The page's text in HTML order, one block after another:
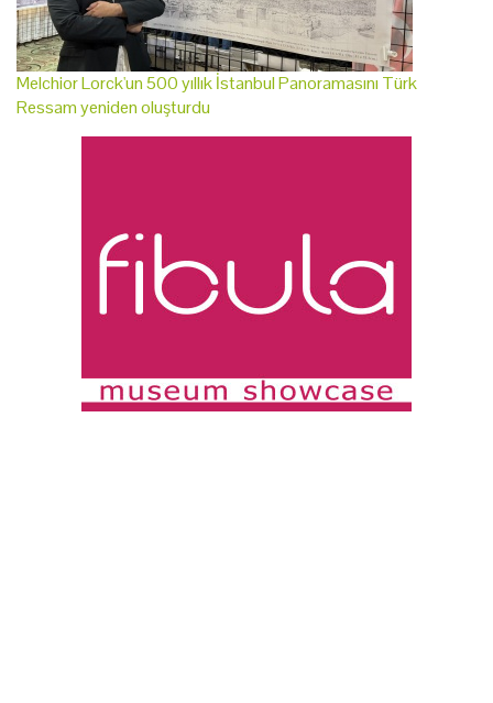
Melchior Lorck'un 500 yıllık İstanbul Panoramasını Türk
Ressam yeniden oluşturdu